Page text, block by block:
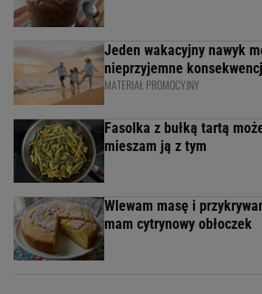
Jeden wakacyjny nawyk
nieprzyjemne
MATERIAŁ PROMOCYJNY
Fasolka z bułką tartą
mieszam ją z tym
Wlewam masę i
mam cytrynowy obłoczek